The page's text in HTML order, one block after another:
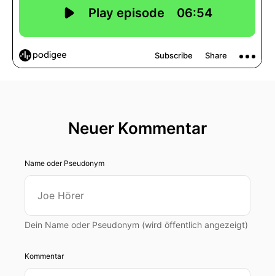
Neuer Kommentar
Name oder Pseudonym
Dein Name oder Pseudonym (wird öffentlich angezeigt)
Kommentar